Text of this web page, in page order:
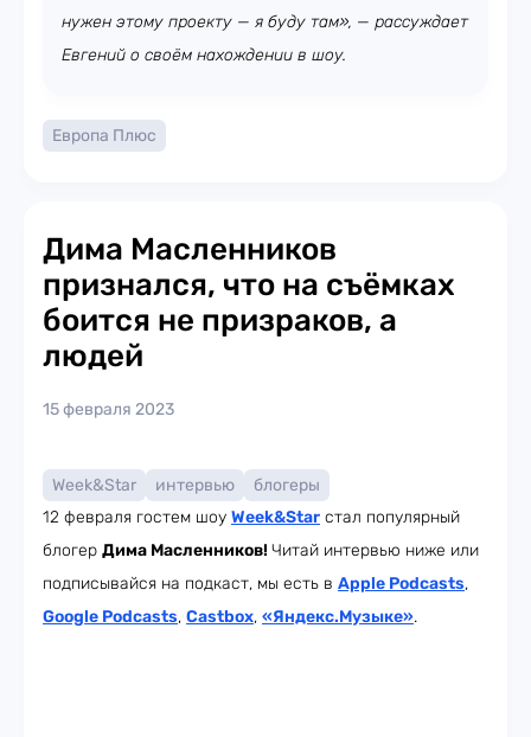
нужен этому проекту — я буду там», — рассуждает
Евгений о своём нахождении в шоу.
Европа Плюс
Дима Масленников
признался, что на съёмках
боится не призраков, а
людей
15 февраля 2023
Week&Star интервью
блогеры
12 февраля гостем шоу Week&Star стал популярный
блогер Дима Масленников! Читай интервью ниже или
подписывайся на подкаст, мы есть в Apple Podcasts,
Google Podcasts, Castbox, «Яндекс.Музыке».